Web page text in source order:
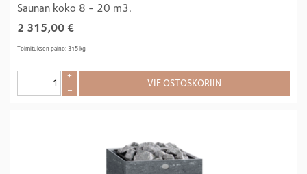
Saunan koko 8 - 20 m3.
2 315,00 €
Toimituksen paino: 315 kg
+
–
VIE OSTOSKORIIN